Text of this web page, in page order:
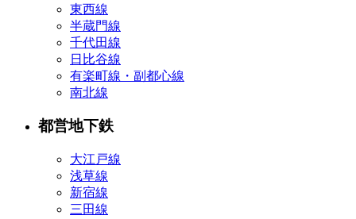
東西線
半蔵門線
千代田線
日比谷線
有楽町線・副都心線
南北線
都営地下鉄
大江戸線
浅草線
新宿線
三田線